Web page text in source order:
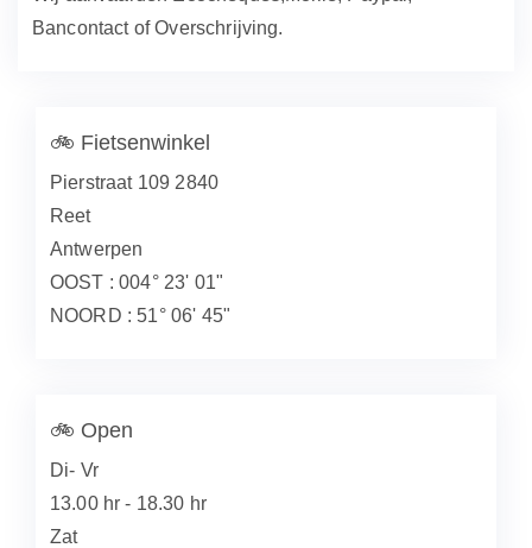
Bancontact of Overschrijving.
🚲 Fietsenwinkel
Pierstraat 109 2840
Reet
Antwerpen
OOST : 004° 23' 01"
NOORD : 51° 06' 45"
🚲 Open
Di- Vr
13.00 hr - 18.30 hr
Zat